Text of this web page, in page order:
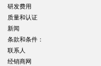
研发费用
质量和认证
新闻
条款和条件：
联系人
经销商网